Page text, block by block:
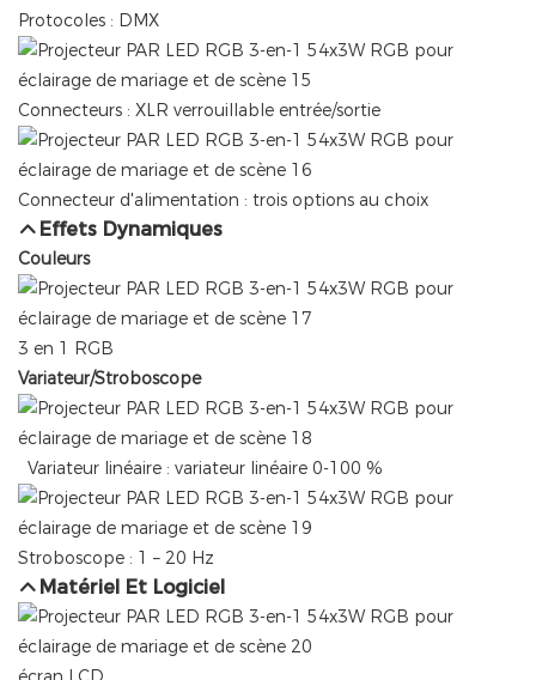
Protocoles : DMX
Connecteurs : XLR verrouillable entrée/sortie
Connecteur d'alimentation : trois options au choix
Effets Dynamiques
Couleurs
3 en 1 RGB
Variateur/Stroboscope
Variateur linéaire : variateur linéaire 0-100 %
Stroboscope : 1 – 20 Hz
Matériel Et Logiciel